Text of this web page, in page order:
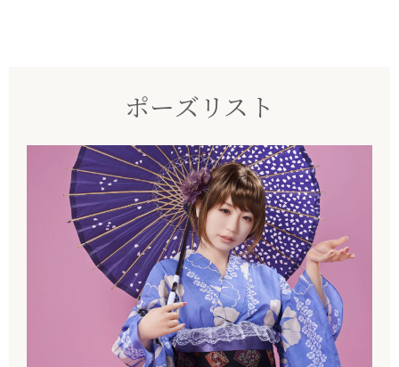
ポーズリスト